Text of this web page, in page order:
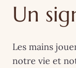
Un
Les mains
notre vie et